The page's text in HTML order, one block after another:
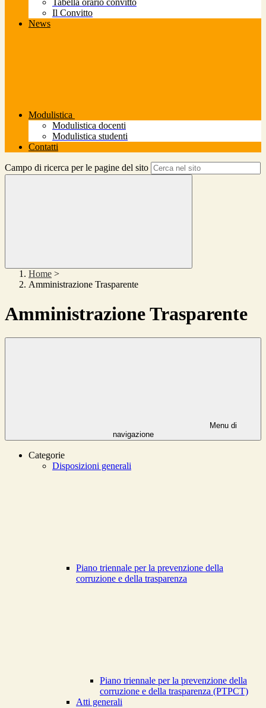
Tabella orario convitto
Il Convitto
News
Modulistica
Modulistica docenti
Modulistica studenti
Contatti
Campo di ricerca per le pagine del sito
Home >
Amministrazione Trasparente
Amministrazione Trasparente
Menu di
navigazione
Categorie
Disposizioni generali
Piano triennale per la prevenzione della
corruzione e della trasparenza
Piano triennale per la prevenzione della
corruzione e della trasparenza (PTPCT)
Atti generali